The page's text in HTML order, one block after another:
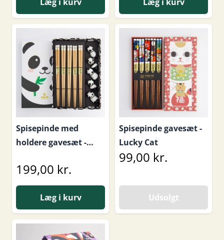
Spisepinde med
holdere gavesæt -
199,00 kr.
Læg i kurv
Spisepinde gavesæt -
Lucky Cat
99,00 kr.
Udsolgt